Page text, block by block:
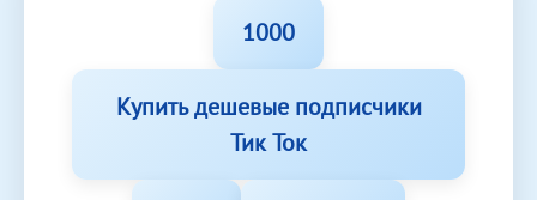
1000
Купить дешевые подписчики
Тик Ток